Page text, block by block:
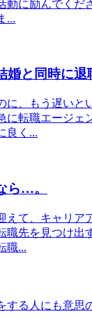
動に励んでくだ
...
婚と同時に退
に、もう遅い
に転職エージ
良く...
ら…。
えて、キャリ
職先を見つけ
職...
する人にも意思